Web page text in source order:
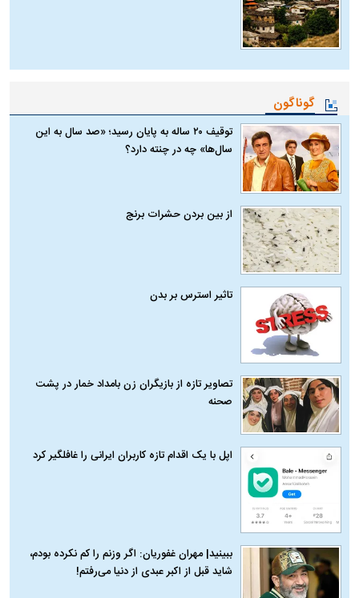
گوناگون
توقیف ۲۰ ساله به پایان رسید؛ «صد سال به این
سال‌ها» چه در چنته دارد؟
از بین بردن حشرات برنج
تاثیر استرس بر بدن
تصاویر تازه از بازیگران زن بامداد خمار در پشت
صحنه
اپل با یک اقدام تازه کاربران ایرانی را غافلگیر کرد
ببینید| مهران غفوریان: اگر وزنم را کم نکرده بودم،
شاید قبل از اکبر عبدی از دنیا می‌رفتم!